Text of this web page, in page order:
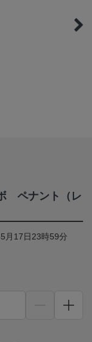
ペナント（レ
月17日23時59分